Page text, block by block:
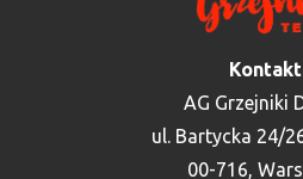
AG Grzejniki
ul. Bartycka 24/
00-716,